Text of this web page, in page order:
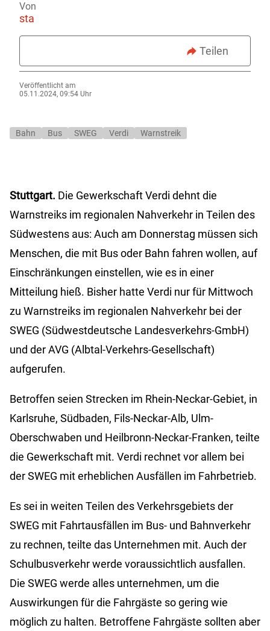
Von
sta
Teilen
Veröffentlicht am
05.11.2024, 09:54 Uhr
Bahn Bus SWEG Verdi Warnstreik
Stuttgart. Die Gewerkschaft Verdi dehnt die
Warnstreiks im regionalen Nahverkehr in Teilen des
Südwestens aus: Auch am Donnerstag müssen sich
Menschen, die mit Bus oder Bahn fahren wollen, auf
Einschränkungen einstellen, wie es in einer
Mitteilung hieß. Bisher hatte Verdi nur für Mittwoch
zu Warnstreiks im regionalen Nahverkehr bei der
SWEG (Südwestdeutsche Landesverkehrs-GmbH)
und der AVG (Albtal-Verkehrs-Gesellschaft)
aufgerufen.
Betroffen seien Strecken im Rhein-Neckar-Gebiet, in
Karlsruhe, Südbaden, Fils-Neckar-Alb, Ulm-
Oberschwaben und Heilbronn-Neckar-Franken, teilte
die Gewerkschaft mit. Verdi rechnet vor allem bei
der SWEG mit erheblichen Ausfällen im Fahrbetrieb.
Es sei in weiten Teilen des Verkehrsgebiets der
SWEG mit Fahrtausfällen im Bus- und Bahnverkehr
zu rechnen, teilte das Unternehmen mit. Auch der
Schulbusverkehr werde voraussichtlich ausfallen.
Die SWEG werde alles unternehmen, um die
Auswirkungen für die Fahrgäste so gering wie
möglich zu halten. Betroffene Fahrgäste sollten aber